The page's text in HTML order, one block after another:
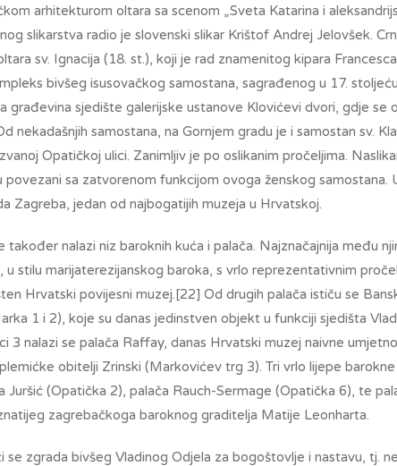
arhitekturom oltara sa scenom „Sveta Katarina i
slikarstva radio je slovenski slikar Krištof Andrej Jelovšek.
sv. Ignacija (18. st.), koji je rad znamenitog kipara
bivšeg isusovačkog samostana, sagrađenog u 17.
građevina sjedište galerijske ustanove Klovićevi dvori, gdje se
nekadašnjih samostana, na Gornjem gradu je i samostan sv.
Opatičkoj ulici. Zanimljiv je po oslikanim pročeljima.
sa zatvorenom funkcijom ovoga ženskog samostana.
Zagreba, jedan od najbogatijih muzeja u Hrvatskoj.
također nalazi niz baroknih kuća i palača. Najznačajnija među
stilu marijaterezijanskog baroka, s vrlo reprezentativnim
Hrvatski povijesni muzej.[22] Od drugih palača ističu se
1 i 2), koje su danas jedinstven objekt u funkciji sjedišta
3 nalazi se palača Raffay, danas Hrvatski muzej naivne
obitelji Zrinski (Markovićev trg 3). Tri vrlo lijepe
Juršić (Opatička 2), palača Rauch-Sermage (Opatička 6), te
zagrebačkoga baroknog graditelja Matije Leonharta.
se zgrada bivšeg Vladinog Odjela za bogoštovlje i nastavu, tj.